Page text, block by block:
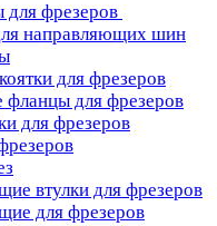
для фрезеров
направляющих шин
для фрезеров
фланцы для фрезеров
для фрезеров
втулки для фрезеров
для фрезеров